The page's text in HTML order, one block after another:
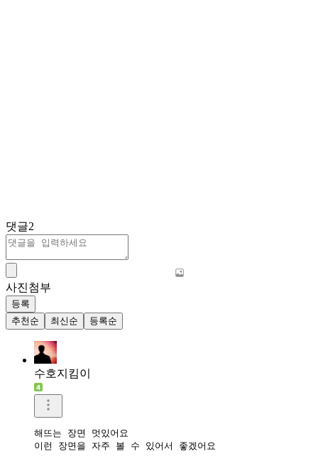
댓글2
사진첨부
등록
추천순
최신순 등록순
수호지킴이
해뜨는 장면 멋있어요
이런 장면을 자주 볼 수 있어서 좋겠어요